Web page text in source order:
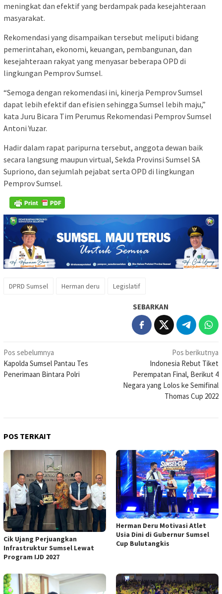
meningkat dan efektif yang berdampak pada kesejahteraan
masyarakat.
Rekomendasi yang disampaikan tersebut meliputi bidang
pemerintahan, ekonomi, keuangan, pembangunan, dan
kesejahteraan rakyat yang menyasar beberapa OPD di
lingkungan Pemprov Sumsel.
“Semoga dengan rekomendasi ini, kinerja Pemprov Sumsel
dapat lebih efektif dan efisien sehingga Sumsel lebih maju,”
kata Juru Bicara Tim Perumus Rekomendasi Pemprov Sumsel
Antoni Yuzar.
Hadir dalam rapat paripurna tersebut, anggota dewan baik
secara langsung maupun virtual, Sekda Provinsi Sumsel SA
Supriono, dan sejumlah pejabat serta OPD di lingkungan
Pemprov Sumsel.
DPRD Sumsel Herman deru Legislatif
SEBARKAN
Navigasi
pos
Pos sebelumnya
Kapolda Sumsel Pantau Tes
Penerimaan Bintara Polri
Pos berikutnya
Indonesia Rebut Tiket
Perempatan Final, Berikut 4
Negara yang Lolos ke Semifinal
Thomas Cup 2022
POS TERKAIT
Cik Ujang Perjuangkan
Infrastruktur Sumsel Lewat
Program IJD 2027
Herman Deru Motivasi Atlet
Usia Dini di Gubernur Sumsel
Cup Bulutangkis